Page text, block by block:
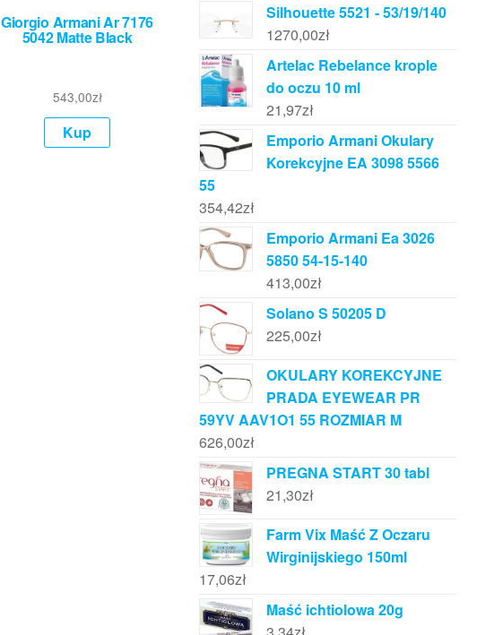
Giorgio Armani Ar 7176
5042 Matte Black
543,00zł
Kup
Silhouette 5521 - 53/19/140
1270,00zł
Artelac Rebelance krople
do oczu 10 ml
21,97zł
Emporio Armani Okulary
Korekcyjne EA 3098 5566
55
354,42zł
Emporio Armani Ea 3026
5850 54-15-140
413,00zł
Solano S 50205 D
225,00zł
OKULARY KOREKCYJNE
PRADA EYEWEAR PR
59YV AAV1O1 55 ROZMIAR M
626,00zł
PREGNA START 30 tabl
21,30zł
Farm Vix Maść Z Oczaru
Wirginijskiego 150ml
17,06zł
Maść ichtiolowa 20g